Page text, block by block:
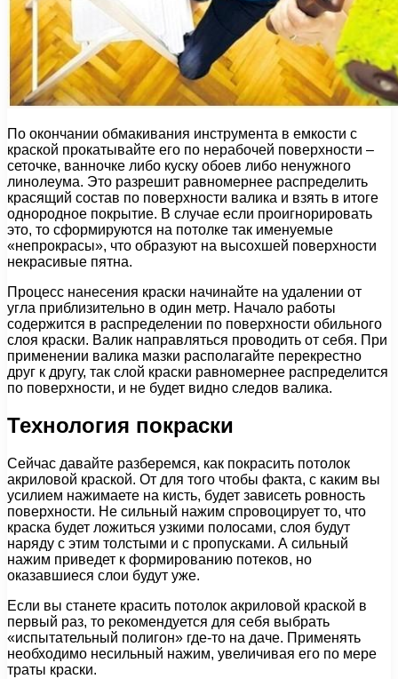
По окончании обмакивания инструмента в емкости с
краской прокатывайте его по нерабочей поверхности –
сеточке, ванночке либо куску обоев либо ненужного
линолеума. Это разрешит равномернее распределить
красящий состав по поверхности валика и взять в итоге
однородное покрытие. В случае если проигнорировать
это, то сформируются на потолке так именуемые
«непрокрасы», что образуют на высохшей поверхности
некрасивые пятна.
Процесс нанесения краски начинайте на удалении от
угла приблизительно в один метр. Начало работы
содержится в распределении по поверхности обильного
слоя краски. Валик направляться проводить от себя. При
применении валика мазки располагайте перекрестно
друг к другу, так слой краски равномернее распределится
по поверхности, и не будет видно следов валика.
Технология покраски
Сейчас давайте разберемся, как покрасить потолок
акриловой краской. От для того чтобы факта, с каким вы
усилием нажимаете на кисть, будет зависеть ровность
поверхности. Не сильный нажим спровоцирует то, что
краска будет ложиться узкими полосами, слоя будут
наряду с этим толстыми и с пропусками. А сильный
нажим приведет к формированию потеков, но
оказавшиеся слои будут уже.
Если вы станете красить потолок акриловой краской в
первый раз, то рекомендуется для себя выбрать
«испытательный полигон» где-то на даче. Применять
необходимо несильный нажим, увеличивая его по мере
траты краски.